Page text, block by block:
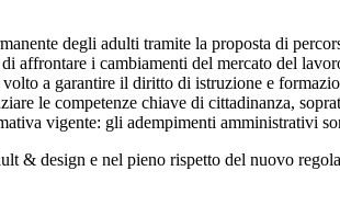
degli adulti tramite la proposta di
affrontare i cambiamenti del mercato del
a garantire il diritto di istruzione e
le competenze chiave di cittadinanza,
vigente: gli adempimenti amministrativi
& design e nel pieno rispetto del nuovo